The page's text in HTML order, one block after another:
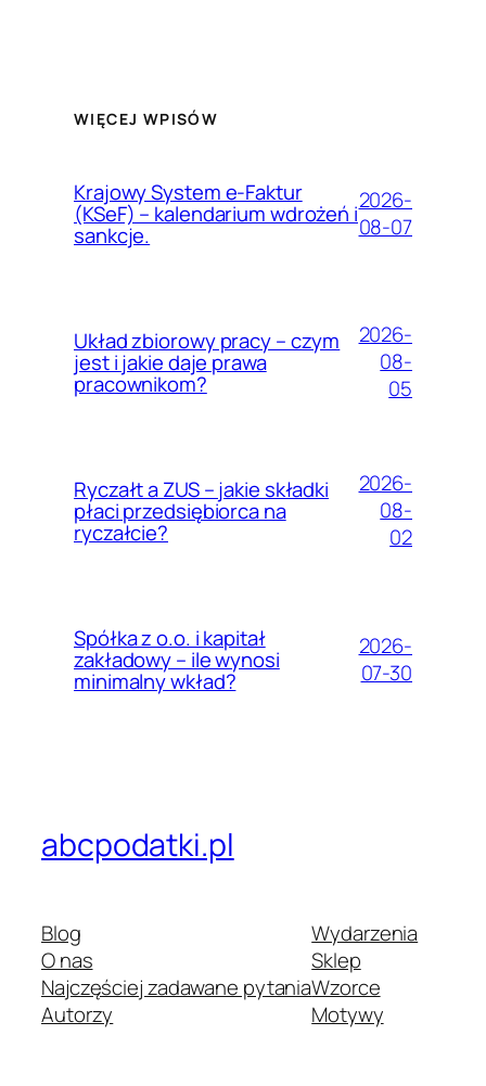
WIĘCEJ WPISÓW
Krajowy System e-Faktur
(KSeF) – kalendarium wdrożeń i
sankcje.
2026-
08-07
Układ zbiorowy pracy – czym
jest i jakie daje prawa
pracownikom?
2026-
08-
05
Ryczałt a ZUS – jakie składki
płaci przedsiębiorca na
ryczałcie?
2026-
08-
02
Spółka z o.o. i kapitał
zakładowy – ile wynosi
minimalny wkład?
2026-
07-30
abcpodatki.pl
Blog
O nas
Najczęściej zadawane pytania
Autorzy
Wydarzenia
Sklep
Wzorce
Motywy